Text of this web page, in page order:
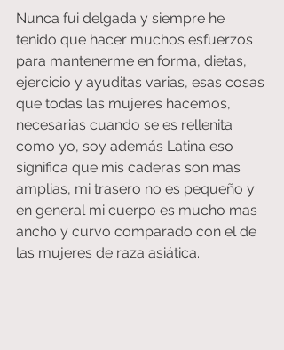
Nunca fui delgada y siempre he
tenido que hacer muchos esfuerzos
para mantenerme en forma, dietas,
ejercicio y ayuditas varias, esas cosas
que todas las mujeres hacemos,
necesarias cuando se es rellenita
como yo, soy además Latina eso
significa que mis caderas son mas
amplias, mi trasero no es pequeño y
en general mi cuerpo es mucho mas
ancho y curvo comparado con el de
las mujeres de raza asiática.